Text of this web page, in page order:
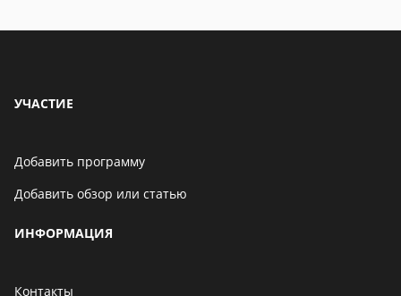
УЧАСТИЕ
Добавить программу
Добавить обзор или статью
ИНФОРМАЦИЯ
Контакты